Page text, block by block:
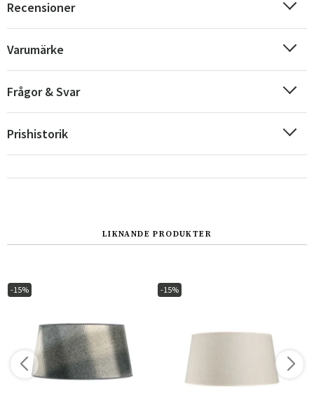
Norge
Suomi
Recensioner
Varumärke
Frågor & Svar
Prishistorik
LIKNANDE PRODUKTER
-15% -15%